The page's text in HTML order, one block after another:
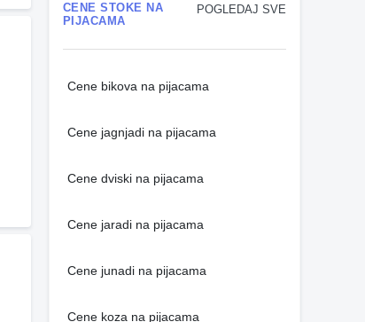
POGLEDAJ SVE
CENE STOKE NA
PIJACAMA
Cene bikova na pijacama
Cene jagnjadi na pijacama
Cene dviski na pijacama
Cene jaradi na pijacama
Cene junadi na pijacama
Cene koza na pijacama